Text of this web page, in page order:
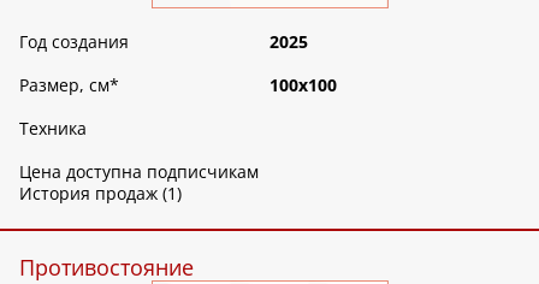
Год создания
2025
Размер, см*
100х100
Техника
Цена доступна подписчикам
История продаж (1)
Противостояние